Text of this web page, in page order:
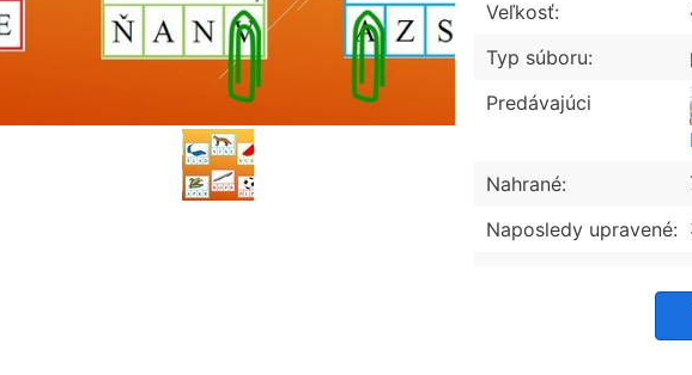
Veľkosť:
Typ súboru:
Predávajúci
Nahrané:
Naposledy upravené: